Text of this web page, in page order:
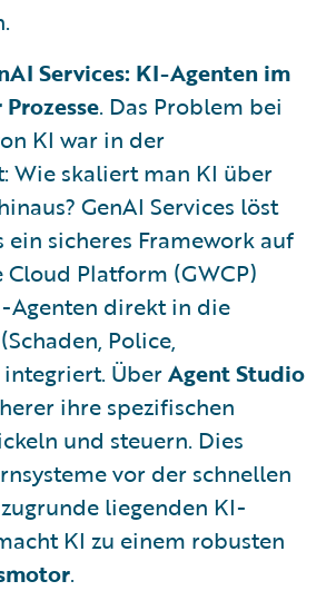
Services: KI-Agenten im
. Das Problem bei
KI war in der
Wie skaliert man KI über
GenAI Services löst
ein sicheres Framework auf
Platform (GWCP)
Agenten direkt in die
Police,
ÜberAgent Studio
ihre spezifischen
und steuern. Dies
vor der schnellen
liegenden KI-
KI zu einem robusten
.